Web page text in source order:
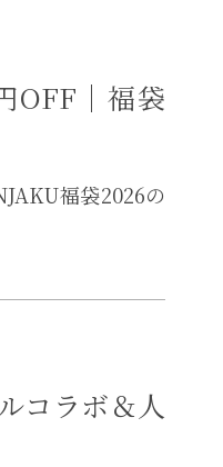
OFF｜福袋
福袋2026の
コラボ＆人